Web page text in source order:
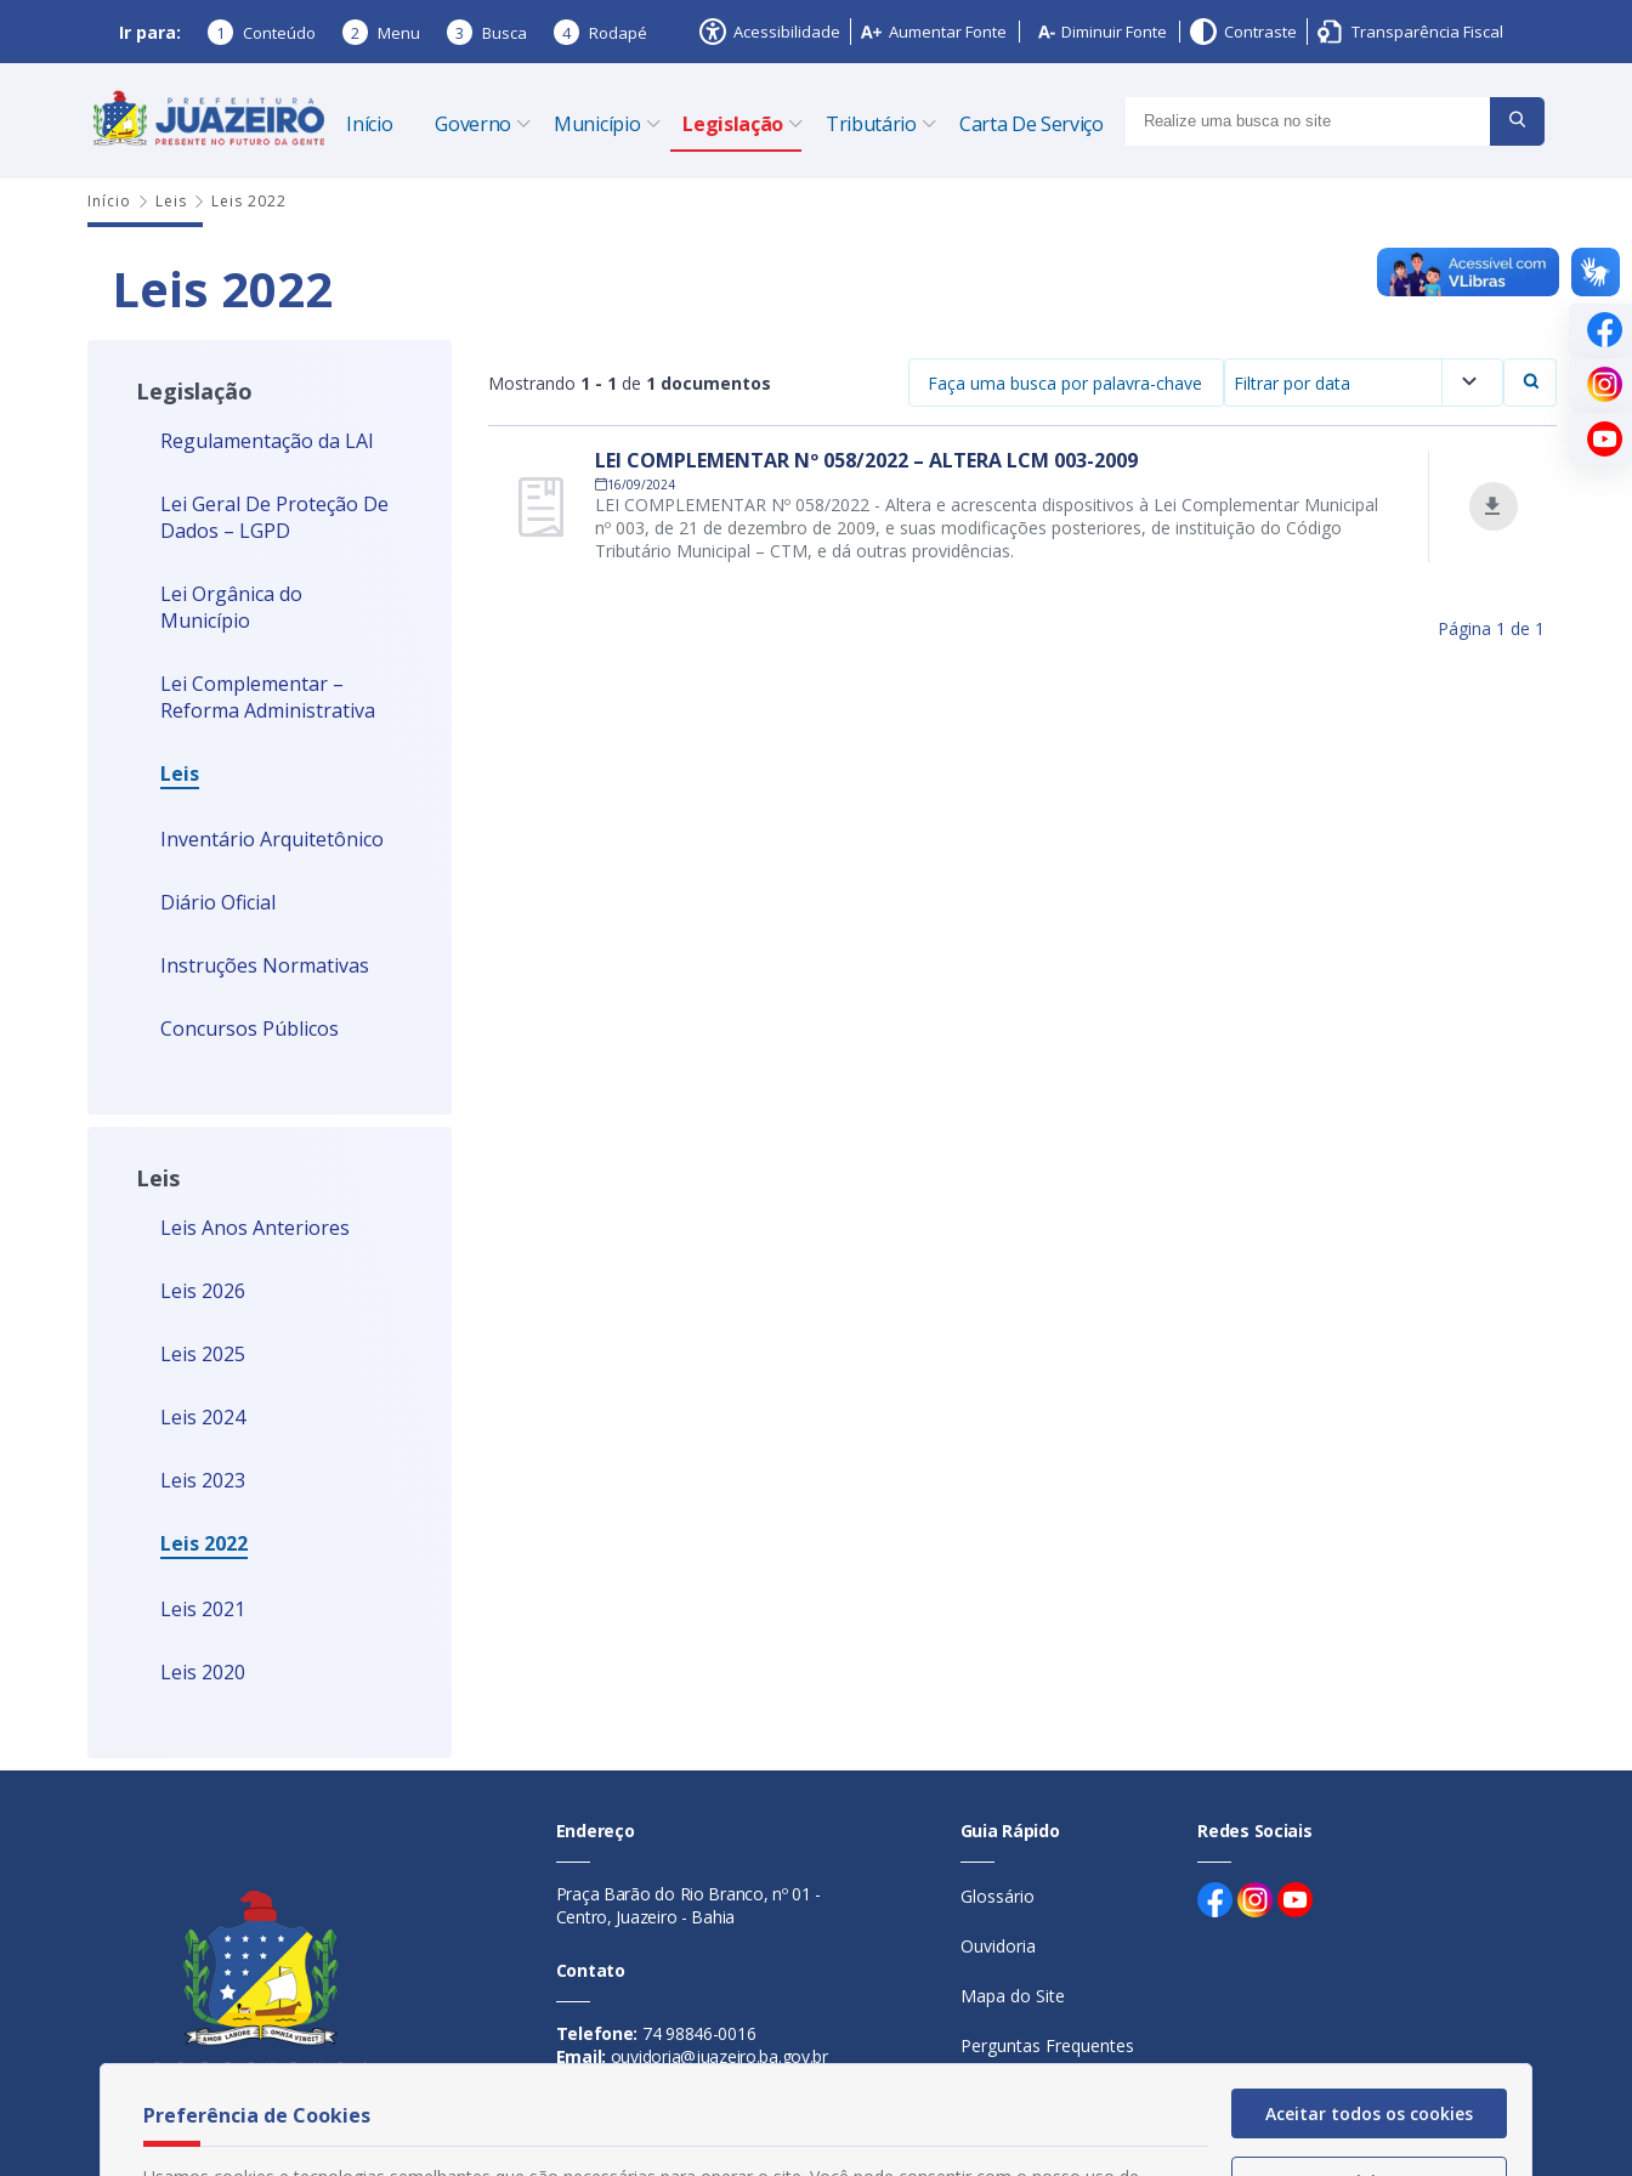
Ir para: 1 Conteúdo 2 Menu 3 Busca 4 Rodapé Acessibilidade Aumentar Fonte Diminuir Fonte Contraste Transparência Fiscal
Início Governo Município Legislação Tributário Carta De Serviço
Início Leis Leis 2022
Leis 2022
Legislação
Regulamentação da LAI
Lei Geral De Proteção De
Dados – LGPD
Lei Orgânica do
Município
Lei Complementar –
Reforma Administrativa
Leis
Inventário Arquitetônico
Diário Oficial
Instruções Normativas
Concursos Públicos
Leis
Leis Anos Anteriores
Leis 2026
Leis 2025
Leis 2024
Leis 2023
Leis 2022
Leis 2021
Leis 2020
Mostrando 1 - 1 de 1 documentos Filtrar por data
LEI COMPLEMENTAR Nº 058/2022 – ALTERA LCM 003-2009
16/09/2024
LEI COMPLEMENTAR Nº 058/2022 - Altera e acrescenta dispositivos à Lei Complementar Municipal
nº 003, de 21 de dezembro de 2009, e suas modificações posteriores, de instituição do Código
Tributário Municipal – CTM, e dá outras providências.
Página 1 de 1
Endereço
Praça Barão do Rio Branco, nº 01 -
Centro, Juazeiro - Bahia
Contato
Telefone: 74 98846-0016
Email: ouvidoria@juazeiro.ba.gov.br
Guia Rápido
Glossário
Ouvidoria
Mapa do Site
Perguntas Frequentes
Política de Privacidade
Redes Sociais
Preferência de Cookies Aceitar todos os cookies